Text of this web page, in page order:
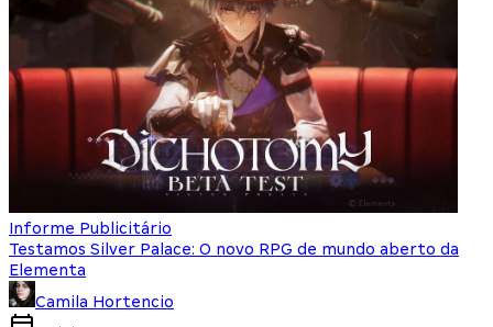
Informe Publicitário
Testamos Silver Palace: O novo RPG de mundo aberto da
Elementa
Camila Hortencio